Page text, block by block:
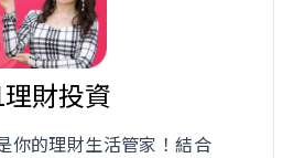
財投資
你的理財生活管家！結合